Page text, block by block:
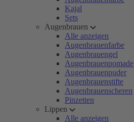
Kajal
Sets
Augenbrauen
Alle anzeigen
Augenbrauenfarbe
Augenbrauengel
Augenbrauenpomade
Augenbrauenpuder
Augenbrauenstifte
Augenbrauenscheren
Pinzetten
Lippen
Alle anzeigen